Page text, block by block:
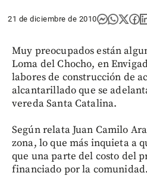
21 de diciembre de 2010
Muy preocupados están
Loma del Chocho, en
labores de construcción de
alcantarillado que se
vereda Santa Catalina.
Según relata Juan Camilo
zona, lo que más inquieta a
que una parte del costo del
financiado por la comunidad.